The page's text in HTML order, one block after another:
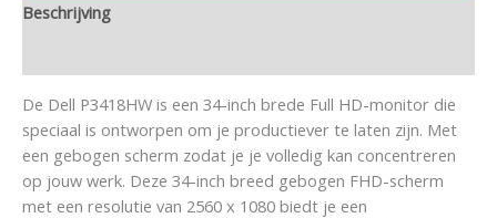
Beschrijving
De Dell P3418HW is een 34-inch brede Full HD-monitor die
speciaal is ontworpen om je productiever te laten zijn. Met
een gebogen scherm zodat je je volledig kan concentreren
op jouw werk. Deze 34-inch breed gebogen FHD-scherm
met een resolutie van 2560 x 1080 biedt je een